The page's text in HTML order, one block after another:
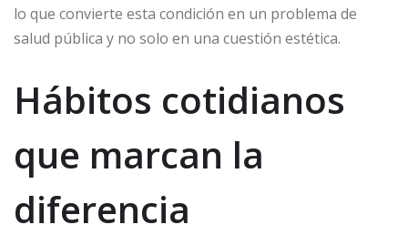
lo que convierte esta condición en un problema de
salud pública y no solo en una cuestión estética.
Hábitos cotidianos
que marcan la
diferencia